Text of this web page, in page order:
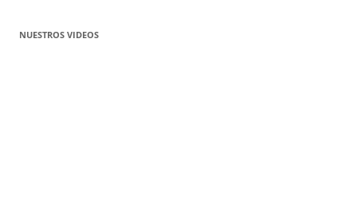
NUESTROS VIDEOS